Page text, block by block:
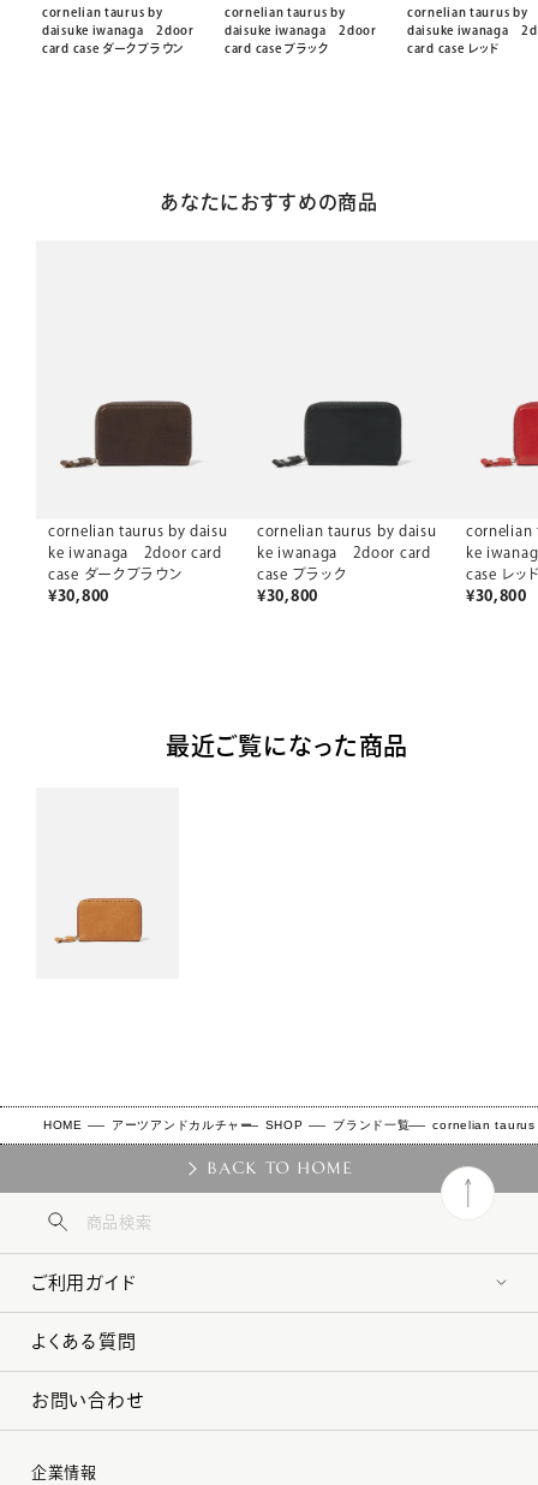
cornelian taurus by
daisuke iwanaga 2door
card case ダークブラウン
cornelian taurus by
daisuke iwanaga 2door
card case ブラック
cornelian taurus by
daisuke iwanaga
card case レッド
あなたにおすすめの商品
cornelian taurus by daisu
ke iwanaga 2door card
case ダークブラウン
¥30,800
cornelian taurus by daisu
ke iwanaga 2door card
case ブラック
¥30,800
cornelian
ke
case レッ
¥30,800
最近ご覧になった商品
HOME アーツアンドカルチャー SHOP ブランド一覧 cornelian
BACK TO HOME
ご利用ガイド
よくある質問
お問い合わせ
企業情報